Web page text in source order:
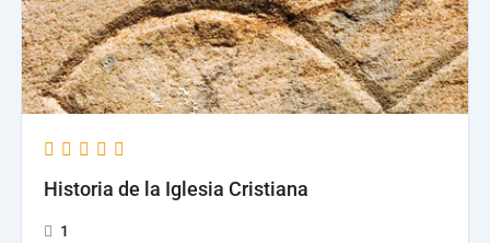
Historia de la Iglesia Cristiana
1